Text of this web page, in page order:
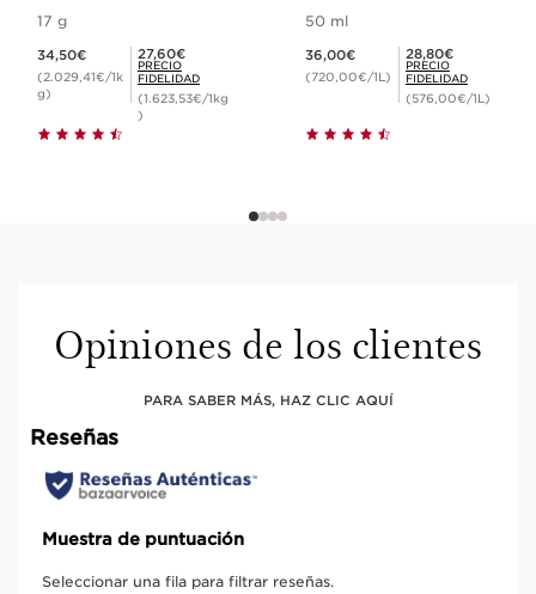
17 g
34,50€
(2.029,41€/1k
g)
Precio Fidelidad 27,60€
27,60€
PRECIO
FIDELIDAD
(1.623,53€/1kg
)
50 ml
36,00€
(720,00€/1L)
Precio Fidelidad 28,80€
28,80€
PRECIO
FIDELIDAD
(576,00€/1L)
Opiniones de los clientes
PARA SABER MÁS, HAZ CLIC AQUÍ